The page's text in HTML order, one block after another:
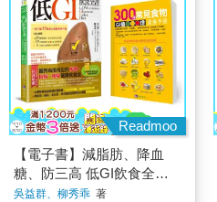
Readmoo
【電子書】減脂肪、降血
糖、防三高 低GI飲食全書
【全彩圖解暢銷增訂五版】
吳益群、柳秀乖 著